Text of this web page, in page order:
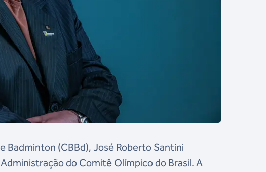
Badminton (CBBd), José Roberto Santini
do Comitê Olímpico do Brasil. A